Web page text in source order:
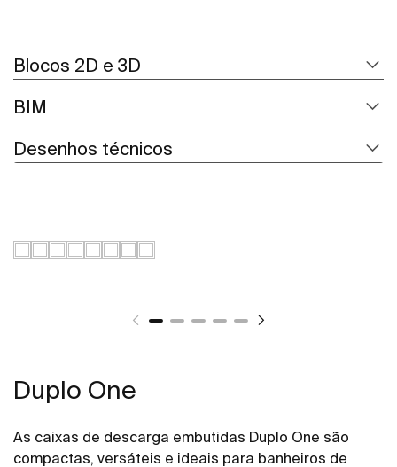
Blocos 2D e 3D
BIM
Desenhos técnicos
Duplo One
As caixas de descarga embutidas Duplo One são
compactas, versáteis e ideais para banheiros de